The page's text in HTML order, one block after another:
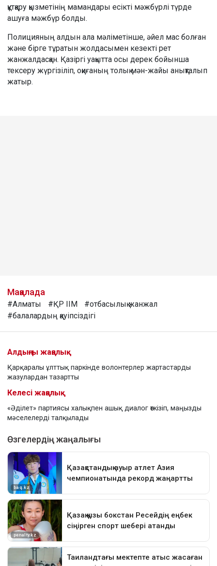
құтқару қызметінің мамандары есікті мәжбүрлі түрде
ашуға мәжбүр болды.
Полицияның алдын ала мәліметінше, әйел мас болған
және бірге тұратын жолдасымен кезекті рет
жанжалдасқан. Қазіргі уақытта осы дерек бойынша
тексеру жүргізіліп, оқиғаның толық мән-жайы анықталып
жатыр.
Мақалада
#Алматы #ҚР ІІМ
#отбасылық жанжал
#балалардың қауіпсіздігі
Алдыңғы жаңалық
Қарқаралы ұлттық паркінде волонтерлер жартастарды
жазулардан тазартты
Келесі жаңалық
«Әділет» партиясы халықпен ашық диалог өткізіп, маңызды
мәселелерді талқылады